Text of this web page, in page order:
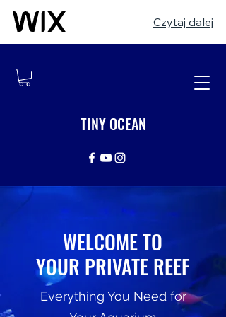
Czytaj dalej